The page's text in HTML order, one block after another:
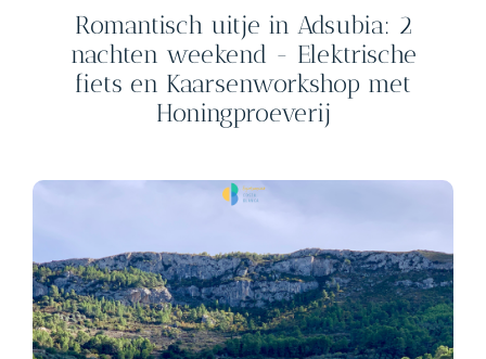
Romantisch uitje in Adsubia: 2
nachten weekend - Elektrische
fiets en Kaarsenworkshop met
Honingproeverij